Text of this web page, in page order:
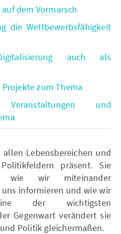
dem Vormarsch
die Wettbewerbsfähigkeit
auch als
zum Thema
und
Lebensbereichen und
präsent. Sie
wir miteinander
informieren und wie wir
der wichtigsten
Gegenwart verändert sie
Politik gleichermaßen.